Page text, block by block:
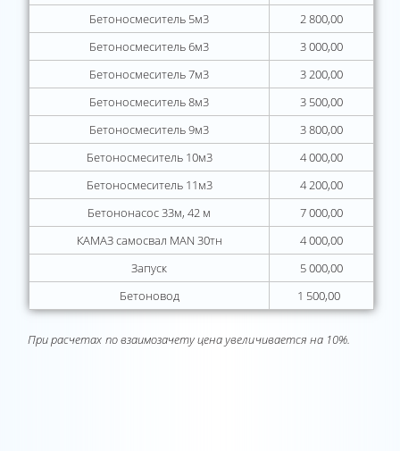
Бетоносмеситель 5м3
2 800,00
Бетоносмеситель 6м3
3 000,00
Бетоносмеситель 7м3
3 200,00
Бетоносмеситель 8м3
3 500,00
Бетоносмеситель 9м3
3 800,00
Бетоносмеситель 10м3
4 000,00
Бетоносмеситель 11м3
4 200,00
Бетононасос 33м, 42 м
7 000,00
КАМАЗ самосвал MAN 30тн
4 000,00
Запуск
5 000,00
Бетоновод
1 500,00
При расчетах по взаимозачету цена увеличивается на 10%.